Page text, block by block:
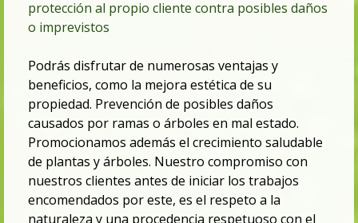
protección al propio cliente contra posibles daños
o imprevistos
Podrás disfrutar de numerosas ventajas y
beneficios, como la mejora estética de su
propiedad. Prevención de posibles daños
causados por ramas o árboles en mal estado.
Promocionamos además el crecimiento saludable
de plantas y árboles. Nuestro compromiso con
nuestros clientes antes de iniciar los trabajos
encomendados por este, es el respeto a la
naturaleza y una procedencia respetuoso con el